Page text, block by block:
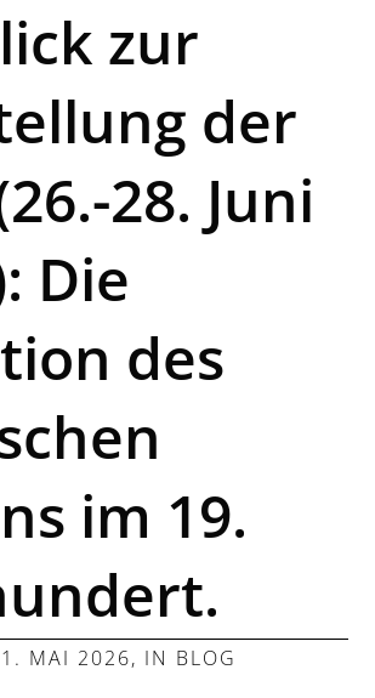
zur
der
28. Juni
Die
des
im 19.
MAI 2026, IN BLOG